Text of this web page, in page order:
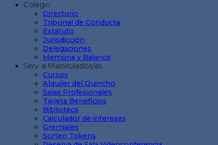
Colegio
Directorio
Tribunal de Conducta
Estatuto
Jurisdicción
Delegaciones
Memoria y Balance
Serv. a Matriculados/as
Cursos
Alquiler del Quincho
Salas Profesionales
Tarjeta Beneficios
Biblioteca
Calculador de intereses
Gremiales
Sorteo Tokens